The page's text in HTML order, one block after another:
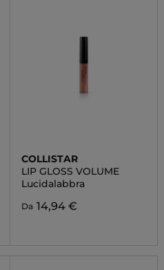
COLLISTAR
LIP GLOSS VOLUME
Lucidalabbra
Da 14,94 €